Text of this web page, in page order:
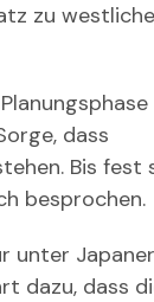
zu
dass
Bis fest
besprochen.
unter
dazu, dass